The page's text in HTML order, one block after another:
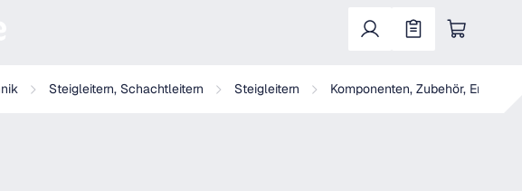
Warenkorb enthält 0 Positionen. Der
Steigleitern, Schachtleitern Steigleitern Komponenten, Zubehör,